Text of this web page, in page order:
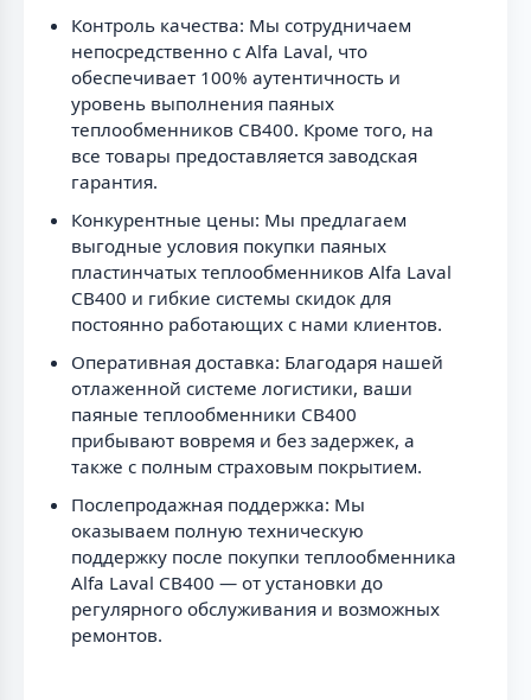
Контроль качества: Мы сотрудничаем
непосредственно с Alfa Laval, что
обеспечивает 100% аутентичность и
уровень выполнения паяных
теплообменников CB400. Кроме того, на
все товары предоставляется заводская
гарантия.
Конкурентные цены: Мы предлагаем
выгодные условия покупки паяных
пластинчатых теплообменников Alfa Laval
CB400 и гибкие системы скидок для
постоянно работающих с нами клиентов.
Оперативная доставка: Благодаря нашей
отлаженной системе логистики, ваши
паяные теплообменники CB400
прибывают вовремя и без задержек, а
также с полным страховым покрытием.
Послепродажная поддержка: Мы
оказываем полную техническую
поддержку после покупки теплообменника
Alfa Laval CB400 — от установки до
регулярного обслуживания и возможных
ремонтов.